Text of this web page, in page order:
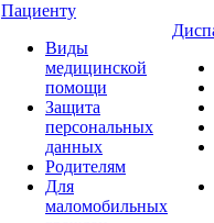
Пациенту
Виды
медицинской
помощи
Защита
персональных
данных
Родителям
Для
маломобильных